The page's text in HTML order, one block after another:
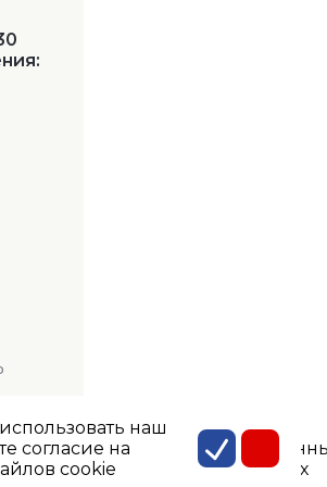
персональных
персональных данных
наш
согласие на
cookie